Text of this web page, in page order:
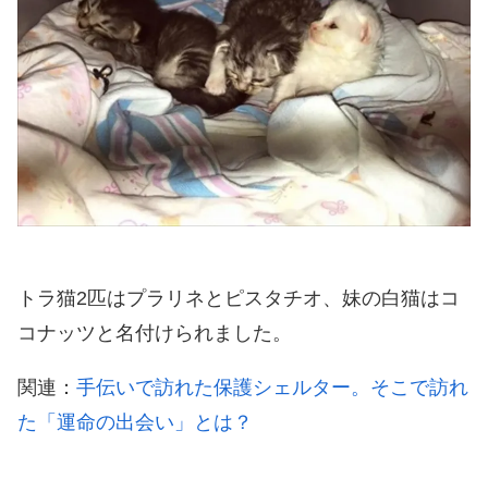
トラ猫2匹はプラリネとピスタチオ、妹の白猫はコ
コナッツと名付けられました。
関連： 手伝いで訪れた保護シェルター。そこで訪れ
た「運命の出会い」とは？